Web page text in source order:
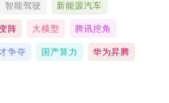
智能驾驶 新能源汽车
阵 大模型 腾讯挖角
争夺 国产算力 华为昇腾